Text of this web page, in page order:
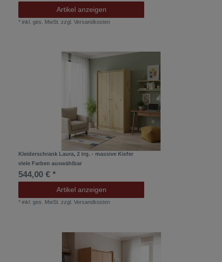
Artikel anzeigen
* inkl. ges. MwSt. zzgl.Versandkosten
Kleiderschrank Laura, 2 trg. - massive Kiefer
viele Farben auswählbar
544,00 € *
Artikel anzeigen
* inkl. ges. MwSt. zzgl.Versandkosten